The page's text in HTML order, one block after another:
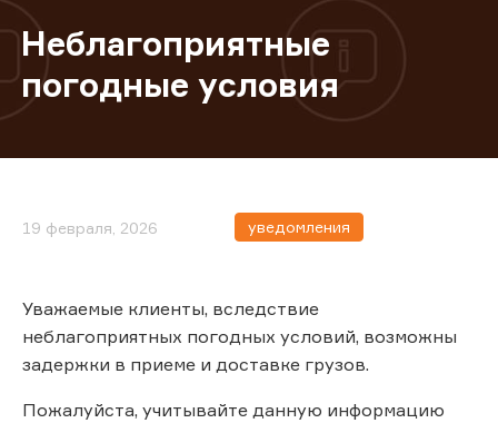
Неблагоприятные
погодные условия
19 февраля, 2026 уведомления
Уважаемые клиенты, вследствие
неблагоприятных погодных условий, возможны
задержки в приеме и доставке грузов.
Пожалуйста, учитывайте данную информацию